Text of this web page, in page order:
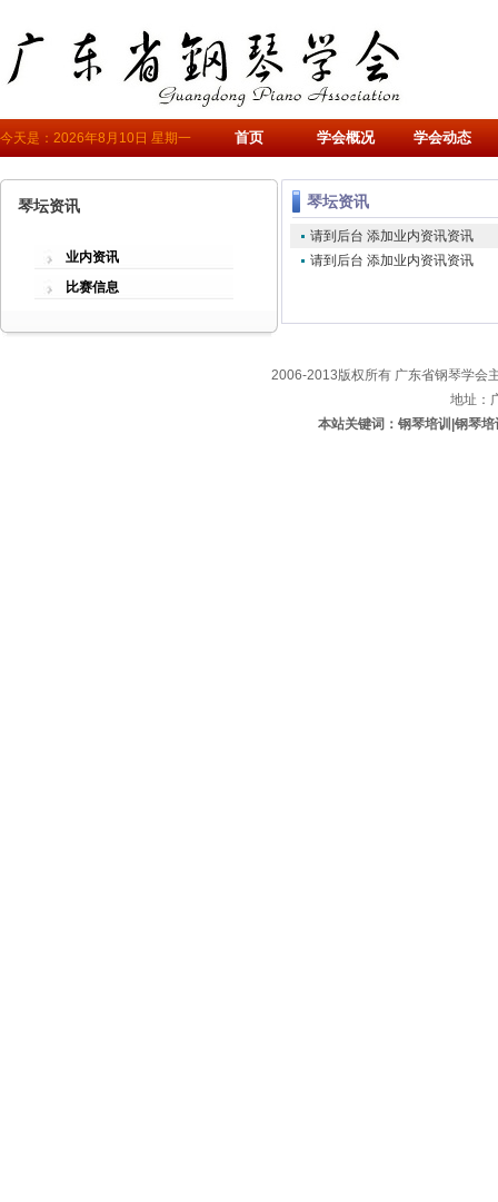
今天是：2026年8月10日 星期一 首页 学会概况 学会动态
琴坛资讯
业内资讯
比赛信息
琴坛资讯
请到后台 添加业内资讯资讯
请到后台 添加业内资讯资讯
2006-2013版权所有 广东省钢琴学会
地址：
本站关键词：钢琴培训|钢琴